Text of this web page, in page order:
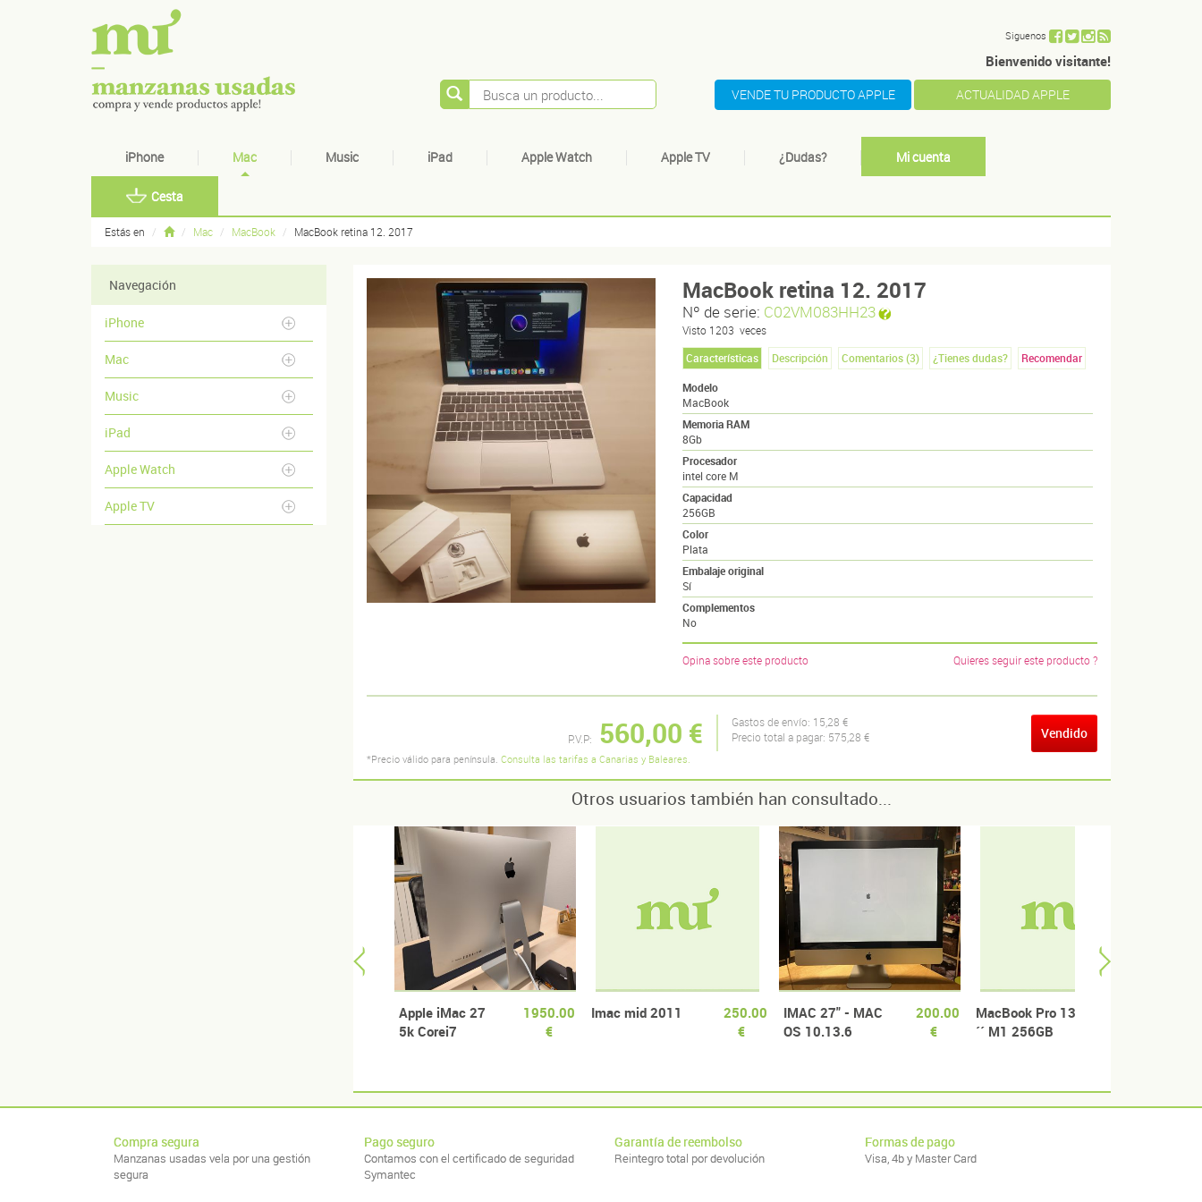
Siguenos
Bienvenido visitante!
VENDE TU PRODUCTO APPLE ACTUALIDAD APPLE
iPhone Mac Music iPad Apple Watch Apple TV ¿Dudas? Mi cuenta
Cesta
Estás en Mac MacBook MacBook retina 12. 2017
Navegación
iPhone
Mac
Music
iPad
Apple Watch
Apple TV
MacBook retina 12. 2017
Nº de serie: C02VM083HH23
Visto 1203 veces
Características
Descripción Comentarios (3) ¿Tienes dudas? Recomendar
Modelo
MacBook
Memoria RAM
8Gb
Procesador
intel core M
Capacidad
256GB
Color
Plata
Embalaje original
Sí
Complementos
No
Opina sobre este producto Quieres seguir este producto ?
P.V.P: 560,00 € Gastos de envío: 15,28 €
Precio total a pagar: 575,28 € Vendido
*Precio válido para península. Consulta las tarifas a Canarias y Baleares.
Otros usuarios también han consultado...
Apple iMac 27
5k Corei7
1950.00
€
Imac mid 2011
250.00
€
IMAC 27" - MAC
OS 10.13.6
O PARA PIEZAS
200.00
€
MacBook Pro 13
´´ M1 256GB
Compra segura
Manzanas usadas vela por una gestión
segura
Pago seguro
Contamos con el certificado de seguridad
Symantec
Garantía de reembolso
Reintegro total por devolución
Formas de pago
Visa, 4b y Master Card